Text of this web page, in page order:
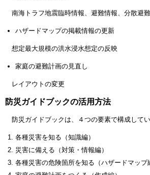
南海トラフ地震臨時情報、避難情報、分散避難
ハザードマップの掲載情報の更新
想定最大規模の洪水浸水想定の反映
家庭の避難計画の見直し
レイアウトの変更
防災ガイドブックの活用方法
防災ガイドブックは、４つの要素で構成してい
各種災害を知る（知識編）
災害に備える（対策・情報編）
各種災害の危険箇所を知る（ハザードマップ